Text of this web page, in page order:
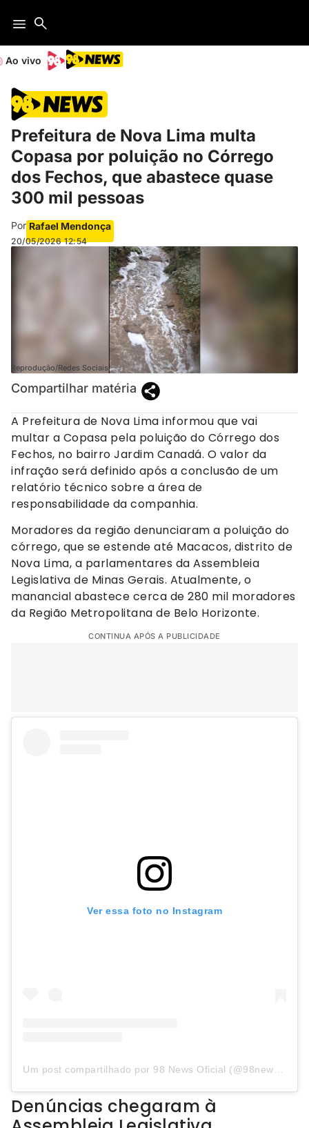
Ao vivo
Prefeitura de Nova Lima multa
Copasa por poluição no Córrego
dos Fechos, que abastece quase
300 mil pessoas
Por Rafael Mendonça
20/05/2026 12:54
Reprodução/Redes Sociais
Compartilhar matéria
A Prefeitura de Nova Lima informou que vai
multar a Copasa pela poluição do Córrego dos
Fechos, no bairro Jardim Canadá. O valor da
infração será definido após a conclusão de um
relatório técnico sobre a área de
responsabilidade da companhia.
Moradores da região denunciaram a poluição do
córrego, que se estende até Macacos, distrito de
Nova Lima, a parlamentares da Assembleia
Legislativa de Minas Gerais. Atualmente, o
manancial abastece cerca de 280 mil moradores
da Região Metropolitana de Belo Horizonte.
CONTINUA APÓS A PUBLICIDADE
Ver essa foto no Instagram
Um post compartilhado por 98 News Oficial (@98newsoficial)
Denúncias chegaram à